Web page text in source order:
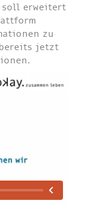
soll erweitert
zu
jetzt